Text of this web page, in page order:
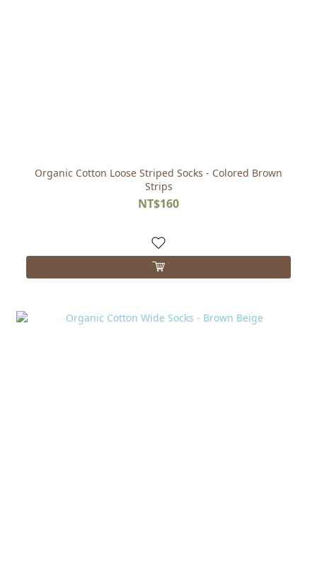
Organic Cotton Loose Striped Socks - Colored Brown
Strips
NT$160